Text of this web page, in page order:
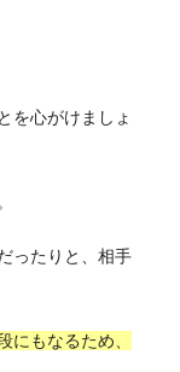
を心がけましょ
ったりと、相手
にもなるため、